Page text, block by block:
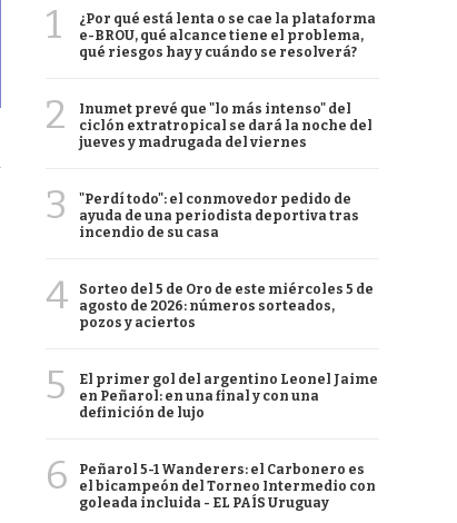
1
¿Por qué está lenta o se cae la plataforma
e-BROU, qué alcance tiene el problema,
qué riesgos hay y cuándo se resolverá?
2
Inumet prevé que "lo más intenso" del
ciclón extratropical se dará la noche del
jueves y madrugada del viernes
3
"Perdí todo": el conmovedor pedido de
ayuda de una periodista deportiva tras
incendio de su casa
4
Sorteo del 5 de Oro de este miércoles 5 de
agosto de 2026: números sorteados,
pozos y aciertos
5
El primer gol del argentino Leonel Jaime
en Peñarol: en una final y con una
definición de lujo
6
Peñarol 5-1 Wanderers: el Carbonero es
el bicampeón del Torneo Intermedio con
goleada incluida - EL PAÍS Uruguay